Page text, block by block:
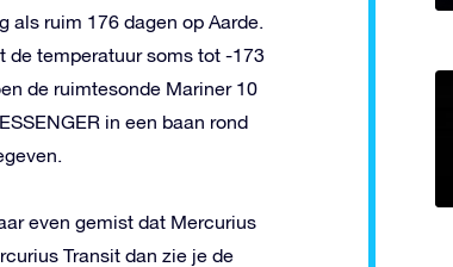
als ruim 176 dagen op Aarde.
de temperatuur soms tot -173
de ruimtesonde Mariner 10
in een baan rond
even gemist dat Mercurius
Transit dan zie je de